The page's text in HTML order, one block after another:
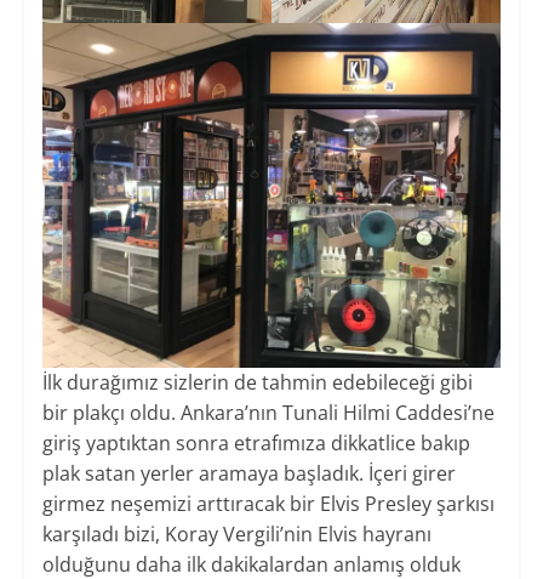
İlk durağımız sizlerin de tahmin edebileceği gibi
bir plakçı oldu. Ankara’nın Tunali Hilmi Caddesi’ne
giriş yaptıktan sonra etrafımıza dikkatlice bakıp
plak satan yerler aramaya başladık. İçeri girer
girmez neşemizi arttıracak bir Elvis Presley şarkısı
karşıladı bizi, Koray Vergili’nin Elvis hayranı
olduğunu daha ilk dakikalardan anlamış olduk